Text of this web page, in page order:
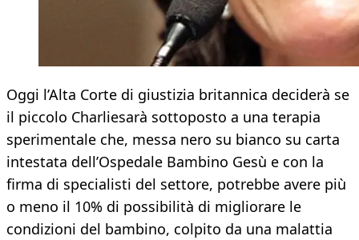
Oggi l’Alta Corte di giustizia britannica deciderà se
il piccolo Charliesarà sottoposto a una terapia
sperimentale che, messa nero su bianco su carta
intestata dell’Ospedale Bambino Gesù e con la
firma di specialisti del settore, potrebbe avere più
o meno il 10% di possibilità di migliorare le
condizioni del bambino, colpito da una malattia